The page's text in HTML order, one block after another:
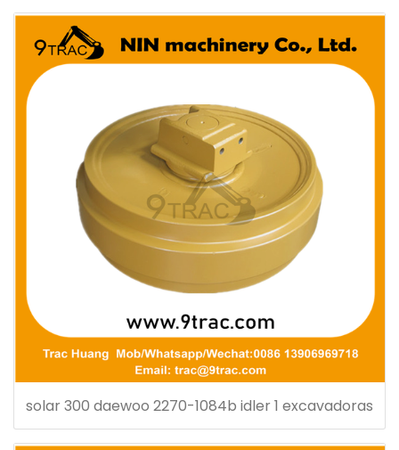
solar 300 daewoo 2270-1084b idler 1 excavadoras